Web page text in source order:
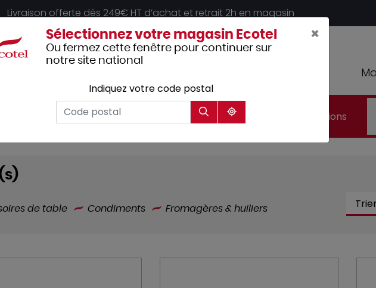
Livraison offerte dès 249€ HT d’achat et retrait 2h en magasin
et
Vêtements
professionnels
Hôtellerie Mobilier Promotions
de table Condiments Fromagères & huiliers Trier
×
Sélectionnez votre magasin Ecotel
Ou fermez cette fenêtre pour continuer sur
notre site national
Indiquez votre code postal